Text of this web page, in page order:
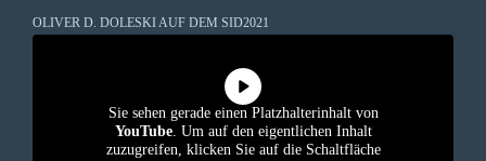
OLIVER D. DOLESKI AUF DEM SID2021
Sie sehen gerade einen Platzhalterinhalt von
YouTube. Um auf den eigentlichen Inhalt
zuzugreifen, klicken Sie auf die Schaltfläche